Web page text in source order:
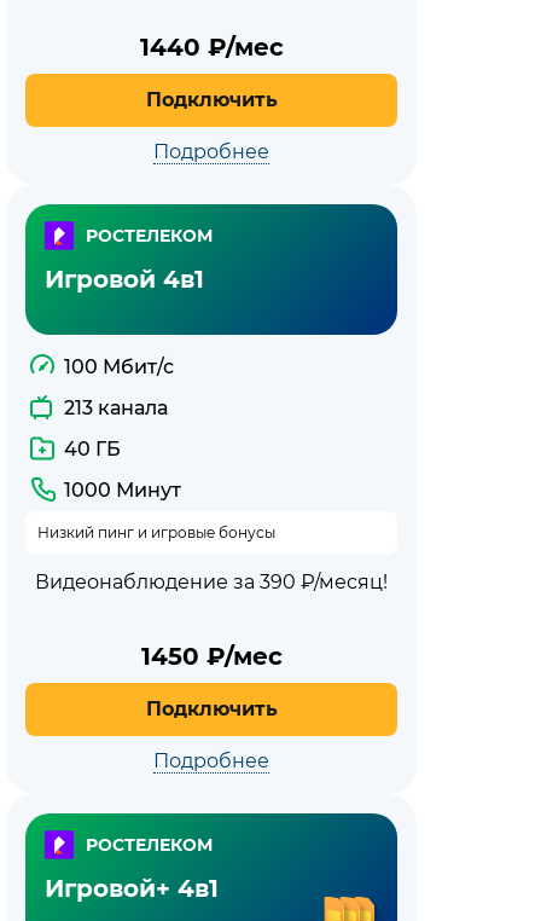
1440 ₽/мес
Подключить
Подробнее
РОСТЕЛЕКОМ
Игровой 4в1
100 Мбит/с
213 канала
40 ГБ
1000 Минут
Низкий пинг и игровые бонусы
Видеонаблюдение за 390 ₽/месяц!
1450 ₽/мес
Подключить
Подробнее
РОСТЕЛЕКОМ
Игровой+ 4в1